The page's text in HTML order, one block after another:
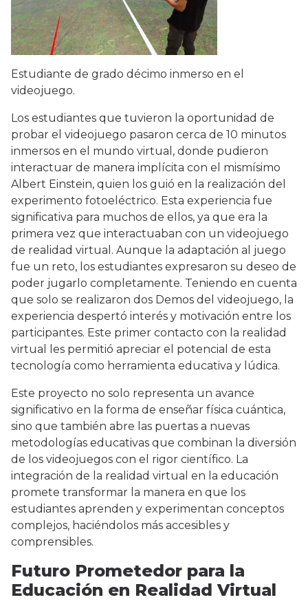
Estudiante de grado décimo inmerso en el
videojuego.
Los estudiantes que tuvieron la oportunidad de
probar el videojuego pasaron cerca de 10 minutos
inmersos en el mundo virtual, donde pudieron
interactuar de manera implícita con el mismísimo
Albert Einstein, quien los guió en la realización del
experimento fotoeléctrico. Esta experiencia fue
significativa para muchos de ellos, ya que era la
primera vez que interactuaban con un videojuego
de realidad virtual. Aunque la adaptación al juego
fue un reto, los estudiantes expresaron su deseo de
poder jugarlo completamente. Teniendo en cuenta
que solo se realizaron dos Demos del videojuego, la
experiencia despertó interés y motivación entre los
participantes. Este primer contacto con la realidad
virtual les permitió apreciar el potencial de esta
tecnología como herramienta educativa y lúdica.
Este proyecto no solo representa un avance
significativo en la forma de enseñar física cuántica,
sino que también abre las puertas a nuevas
metodologías educativas que combinan la diversión
de los videojuegos con el rigor científico. La
integración de la realidad virtual en la educación
promete transformar la manera en que los
estudiantes aprenden y experimentan conceptos
complejos, haciéndolos más accesibles y
comprensibles.
Futuro Prometedor para la
Educación en Realidad Virtual